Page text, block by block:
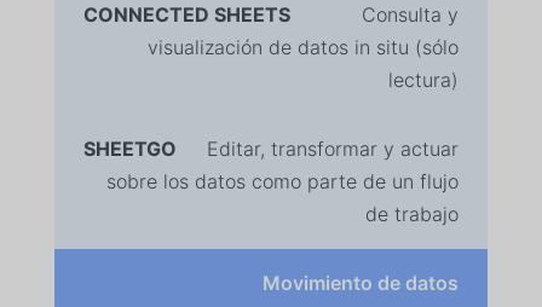
Consulta y
visualización de datos in situ (sólo
lectura)
Editar, transformar y actuar
sobre los datos como parte de un flujo
de trabajo
Movimiento de datos